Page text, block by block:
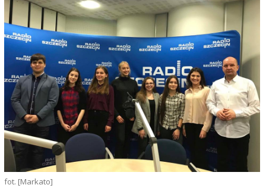
fot. [Markato]